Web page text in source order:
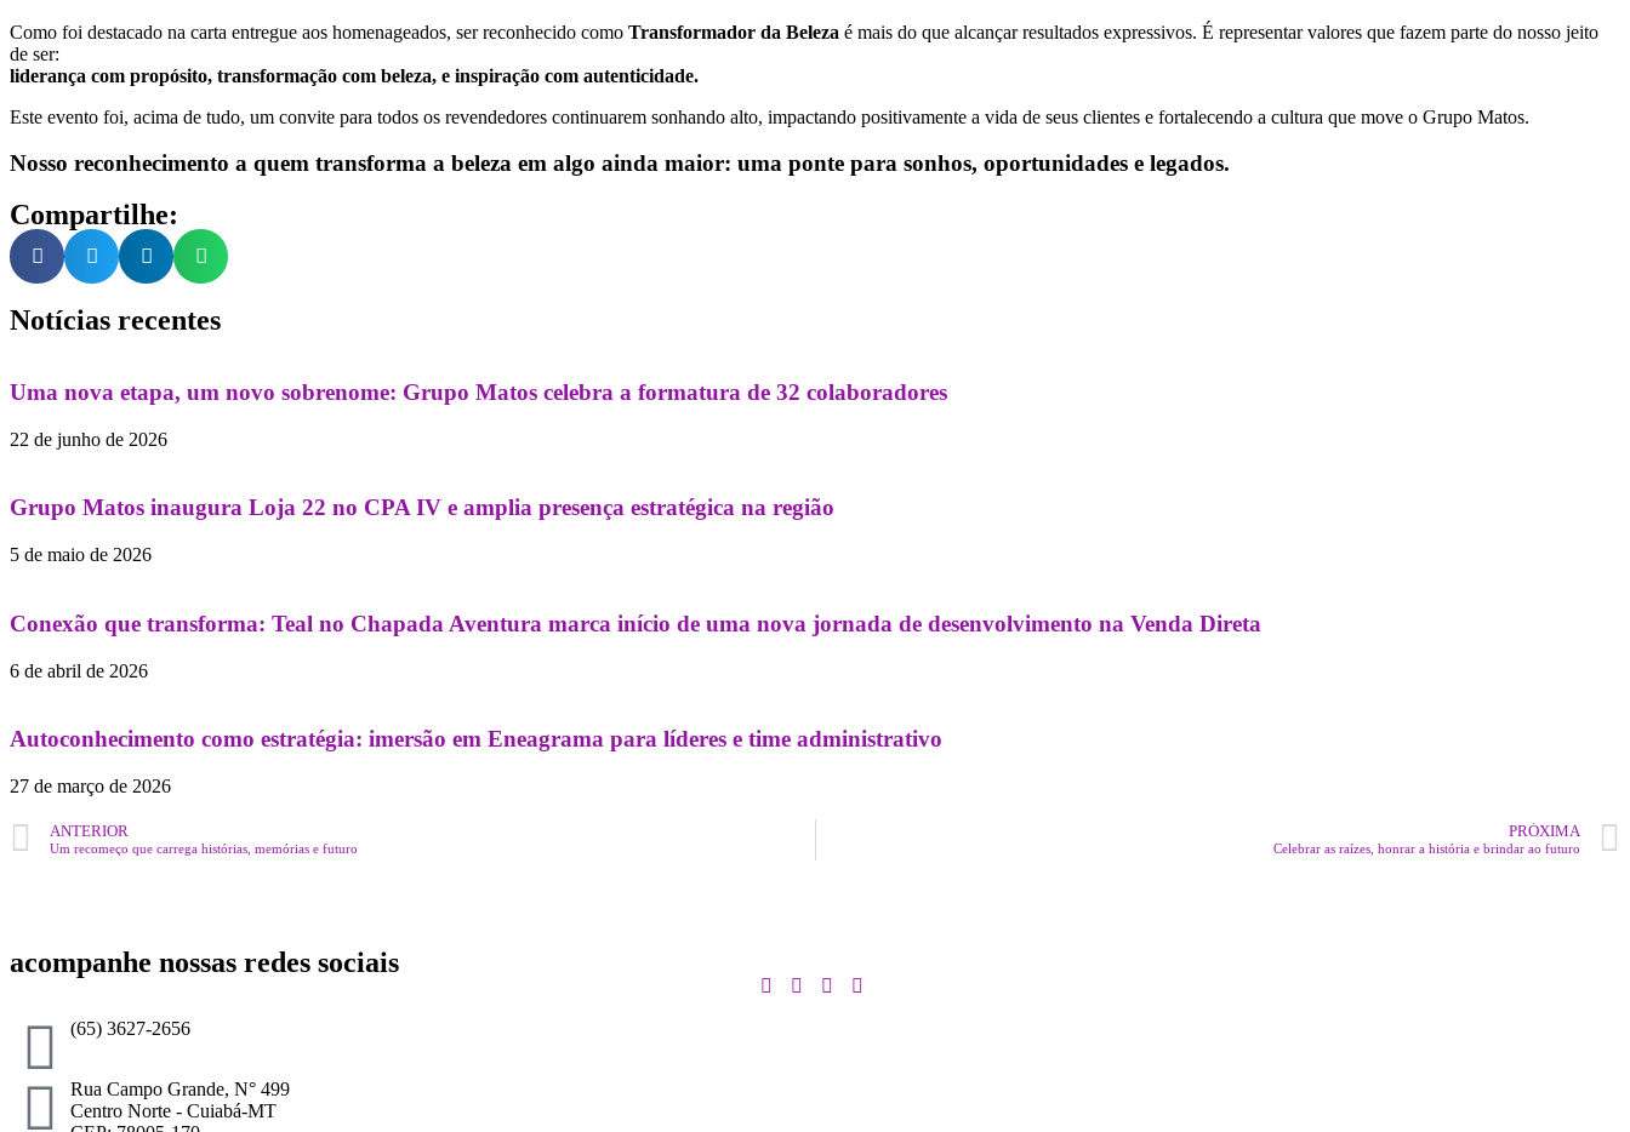
Como foi destacado na carta entregue aos homenageados, ser reconhecido como Transformador da Beleza é mais do que alcançar resultados expressivos. É representar valores que fazem parte do nosso jeito
de ser:
liderança com propósito, transformação com beleza, e inspiração com autenticidade.
Este evento foi, acima de tudo, um convite para todos os revendedores continuarem sonhando alto, impactando positivamente a vida de seus clientes e fortalecendo a cultura que move o Grupo Matos.
Nosso reconhecimento a quem transforma a beleza em algo ainda maior: uma ponte para sonhos, oportunidades e legados.
Compartilhe:
Notícias recentes
Uma nova etapa, um novo sobrenome: Grupo Matos celebra a formatura de 32 colaboradores
22 de junho de 2026
Grupo Matos inaugura Loja 22 no CPA IV e amplia presença estratégica na região
5 de maio de 2026
Conexão que transforma: Teal no Chapada Aventura marca início de uma nova jornada de desenvolvimento na Venda Direta
6 de abril de 2026
Autoconhecimento como estratégia: imersão em Eneagrama para líderes e time administrativo
27 de março de 2026
ANTERIOR
Um recomeço que carrega histórias, memórias e futuro
PRÓXIMA
Celebrar as raízes, honrar a história e brindar ao futuro
acompanhe nossas redes sociais
(65) 3627-2656
Rua Campo Grande, N° 499
Centro Norte - Cuiabá-MT